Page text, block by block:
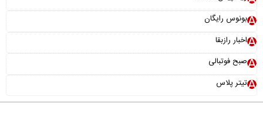
بونوس رایگان
اخبار رازبقا
صبح فوتبالی
تیتر پلاس